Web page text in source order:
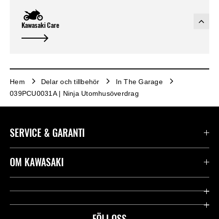
Kawasaki Care
Hem Delar och tillbehör
In The Garage
039PCU0031A | Ninja Utomhusöverdrag
SERVICE & GARANTI
Kontakta oss
Användbara länkar
OM KAWASAKI
Företag